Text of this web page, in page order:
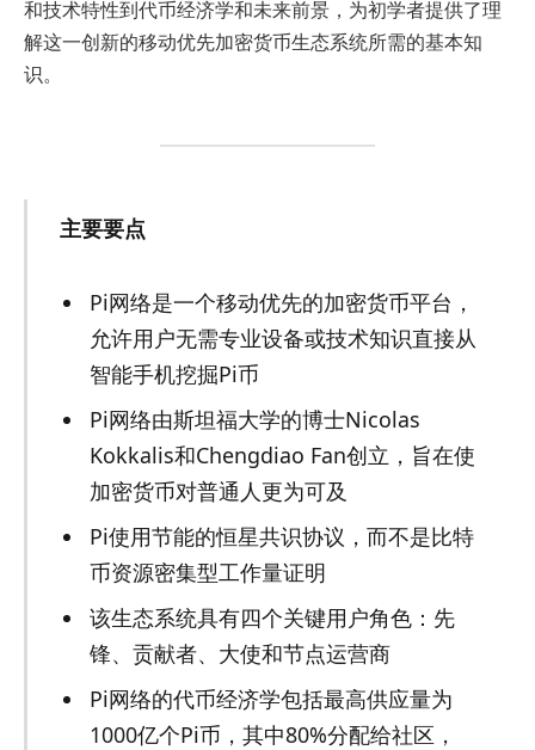
和技术特性到代币经济学和未来前景，为初学者提供了理
解这一创新的移动优先加密货币生态系统所需的基本知
识。
主要要点
Pi网络是一个移动优先的加密货币平台，
允许用户无需专业设备或技术知识直接从
智能手机挖掘Pi币
Pi网络由斯坦福大学的博士Nicolas
Kokkalis和Chengdiao Fan创立，旨在使
加密货币对普通人更为可及
Pi使用节能的恒星共识协议，而不是比特
币资源密集型工作量证明
该生态系统具有四个关键用户角色：先
锋、贡献者、大使和节点运营商
Pi网络的代币经济学包括最高供应量为
1000亿个Pi币，其中80%分配给社区，